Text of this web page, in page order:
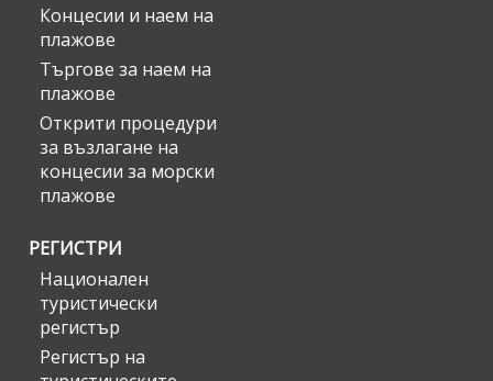
Концесии и наем на
плажове
Търгове за наем на
плажове
Открити процедури
за възлагане на
концесии за морски
плажове
РЕГИСТРИ
Национален
туристически
регистър
Регистър на